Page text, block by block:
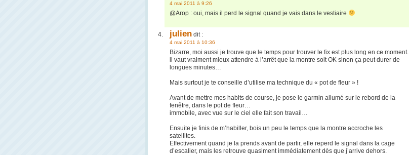
4 mai 2011 à 9:26
@Arop : oui, mais il perd le signal quand je vais dans le vestiaire
julien dit :
4 mai 2011 à 10:36
Bizarre, moi aussi je trouve que le temps pour trouver le fix est plus long en ce moment.
il vaut vraiment mieux attendre à l’arrêt que la montre soit OK sinon ça peut durer de
longues minutes…
Mais surtout je te conseille d’utilise ma technique du « pot de fleur » !
Avant de mettre mes habits de course, je pose le garmin allumé sur le rebord de la
fenêtre, dans le pot de fleur…
immobile, avec vue sur le ciel elle fait son travail…
Ensuite je finis de m’habiller, bois un peu le temps que la montre accroche les
satellites.
Effectivement quand je la prends avant de partir, elle reperd le signal dans la cage
d’escalier, mais les retrouve quasiment immédiatement dès que j’arrive dehors.